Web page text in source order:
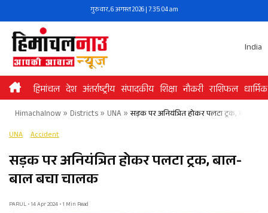
to
content
गुरुवार, 6 अगस्त 2026 | 7:35:04 am
India
हिमांचल देश अंतर्राष्ट्रीय संपादकीय शिक्षा नौकरी राशिफल धार्मिक
Himachalnow» Districts» UNA » सड़क पर अनियंत्रित होकर पलटा ट्रक, बाल-
UNA Accident
सड़क पर अनियंत्रित होकर पलटा ट्रक, बाल-
बाल बचा चालक
PARUL • 14 Apr 2024 • 1 Min Read